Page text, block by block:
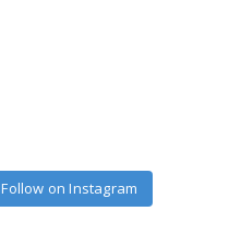
Follow on Instagram